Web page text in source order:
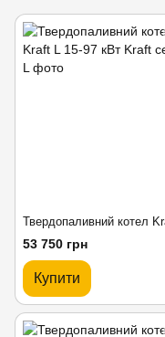
53 750 грн
Купити